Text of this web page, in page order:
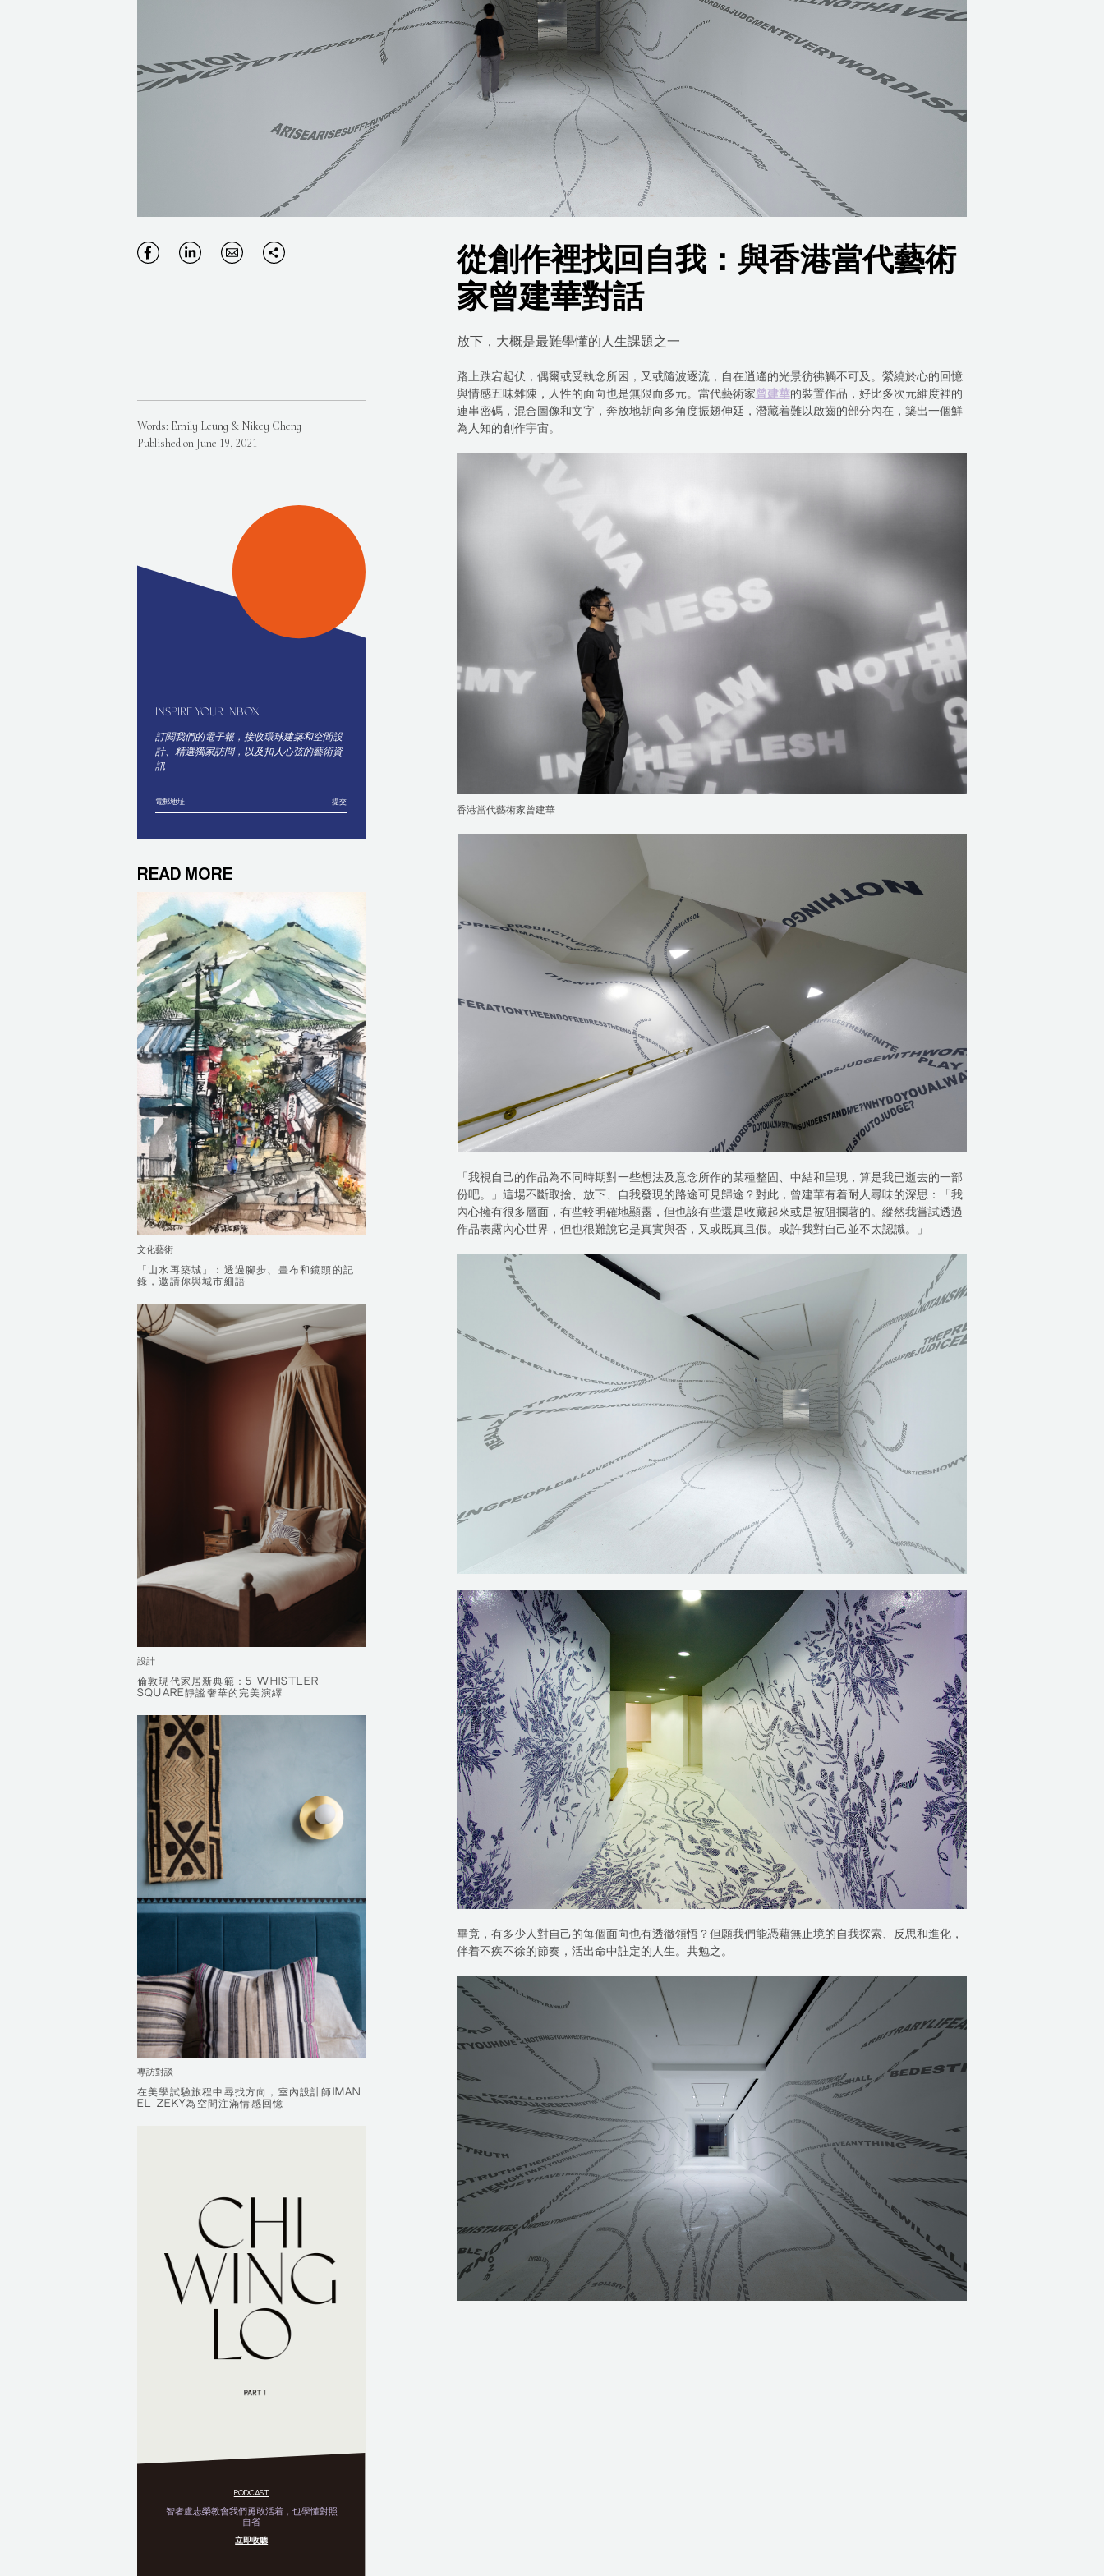
Words: Emily Leung & Nikey Cheng
Published on June 19, 2021
INSPIRE YOUR INBOX
訂閱我們的電子報，接收環球建築和空間設
計、精選獨家訪問，以及扣人心弦的藝術資
訊
提交
READ MORE
文化藝術
「山水再築城」：透過腳步、畫布和鏡頭的記
錄，邀請你與城市細語
「山水再築城」：透過腳步、畫布和鏡頭的記
錄，邀請你與城市細語
設計
倫敦現代家居新典範：5 WHISTLER
SQUARE靜謐奢華的完美演繹
倫敦現代家居新典範：5 WHISTLER
SQUARE靜謐奢華的完美演繹
專訪對談
在美學試驗旅程中尋找方向，室內設計師IMAN
EL ZEKY為空間注滿情感回憶
在美學試驗旅程中尋找方向，室內設計師IMAN
EL ZEKY為空間注滿情感回憶
PODCAST
智者盧志榮教會我們勇敢活着，也學懂對照
自省
立即收聽
從創作裡找回自我：與香港當代藝術
家曾建華對話
放下，大概是最難學懂的人生課題之一
路上跌宕起伏，偶爾或受執念所困，又或隨波逐流，自在逍遙的光景彷彿觸不可及。縈繞於心的回憶
與情感五味雜陳，人性的面向也是無限而多元。當代藝術家曾建華的裝置作品，好比多次元維度裡的
連串密碼，混合圖像和文字，奔放地朝向多角度振翅伸延，潛藏着難以啟齒的部分內在，築出一個鮮
為人知的創作宇宙。
香港當代藝術家曾建華
「我視自己的作品為不同時期對一些想法及意念所作的某種整固、中結和呈現，算是我已逝去的一部
份吧。」這場不斷取捨、放下、自我發現的路途可見歸途？對此，曾建華有着耐人尋味的深思：「我
內心擁有很多層面，有些較明確地顯露，但也該有些還是收藏起來或是被阻攔著的。縱然我嘗試透過
作品表露內心世界，但也很難說它是真實與否，又或既真且假。或許我對自己並不太認識。」
畢竟，有多少人對自己的每個面向也有透徹領悟？但願我們能憑藉無止境的自我探索、反思和進化，
伴着不疾不徐的節奏，活出命中註定的人生。共勉之。